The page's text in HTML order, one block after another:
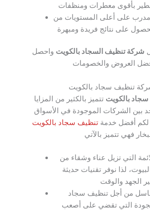
على أعلى المستويات من
شركة تنظيف السجاد بالكويت واحصل
العروض والخصومات
تنظيف سجاد بالكويت
بالكويت تتميز بالكثير من المزايا
بين الشركات الموجودة في الأسواق
لكم أفضل خدمةتنظيف سجاد بالكويت
التي تزيل عناء وشقاء من
لذا نوفر تقنيات حديثة
من أجل تنظيف سجاد
التي تقضي على أصعب